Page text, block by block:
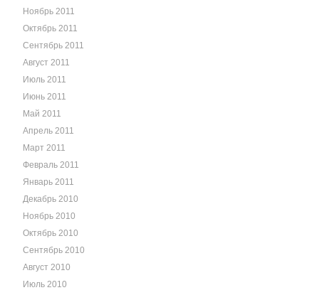
Ноябрь 2011
Октябрь 2011
Сентябрь 2011
Август 2011
Июль 2011
Июнь 2011
Май 2011
Апрель 2011
Март 2011
Февраль 2011
Январь 2011
Декабрь 2010
Ноябрь 2010
Октябрь 2010
Сентябрь 2010
Август 2010
Июль 2010